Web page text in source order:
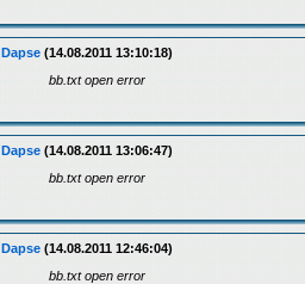
Dapse (14.08.2011 13:10:18)
bb.txt open error
Dapse (14.08.2011 13:06:47)
bb.txt open error
Dapse (14.08.2011 12:46:04)
bb.txt open error